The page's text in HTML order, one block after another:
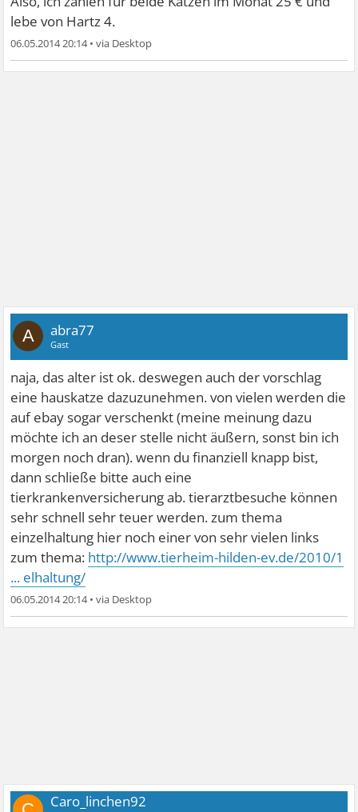
lebe von Hartz 4.
06.05.2014 20:14•
A abra77
Gast
naja, das alter ist ok. deswegen auch der vorschlag
eine hauskatze dazuzunehmen. von vielen werden die
auf ebay sogar verschenkt (meine meinung dazu
möchte ich an deser stelle nicht äußern, sonst bin ich
morgen noch dran). wenn du finanziell knapp bist,
dann schließe bitte auch eine
tierkrankenversicherung ab. tierarztbesuche können
sehr schnell sehr teuer werden. zum thema
einzelhaltung hier noch einer von sehr vielen links
zum thema: http://www.tierheim-hilden-ev.de/2010/1
... elhaltung/
06.05.2014 20:14•
Caro_linchen92